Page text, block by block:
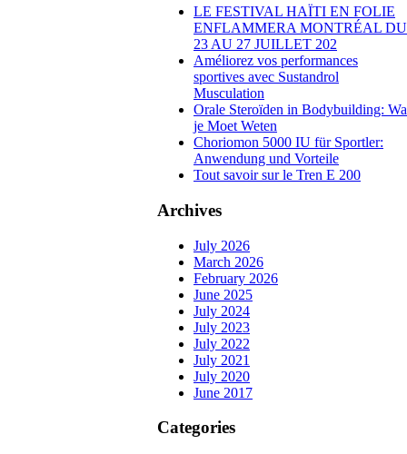
LE FESTIVAL HAÏTI EN FOLIE
ENFLAMMERA MONTRÉAL DU
23 AU 27 JUILLET 202
Améliorez vos performances
sportives avec Sustandrol
Musculation
Orale Steroïden in Bodybuilding:
je Moet Weten
Choriomon 5000 IU für Sportler:
Anwendung und Vorteile
Tout savoir sur le Tren E 200
Archives
July 2026
March 2026
February 2026
June 2025
July 2024
July 2023
July 2022
July 2021
July 2020
June 2017
Categories